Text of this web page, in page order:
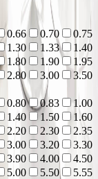
0.66 0.70
0.75
1.30 1.33
1.40
1.80 1.90
1.95
2.80 3.00
3.50
0.80 0.83
1.00
1.40 1.50
1.60
2.20 2.30
2.35
3.00 3.20
3.30
3.90 4.00
4.50
5.00 5.50
5.55